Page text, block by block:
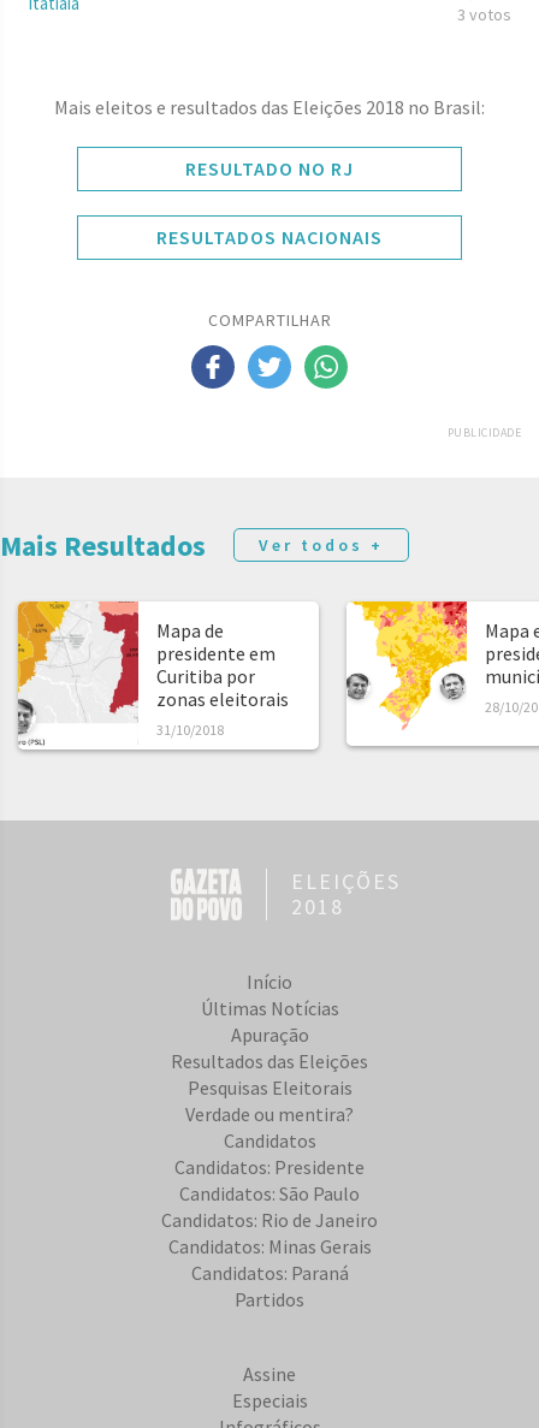
3 votos
Mais eleitos e resultados das Eleições 2018 no Brasil:
RESULTADO NO RJ
RESULTADOS NACIONAIS
COMPARTILHAR
PUBLICIDADE
Mais Resultados Ver todos +
Mapa de
presidente em
Curitiba por
zonas eleitorais
31/10/2018
Mapa
28/10/
ELEIÇÕES
2018
Início
Últimas Notícias
Apuração
Resultados das Eleições
Pesquisas Eleitorais
Verdade ou mentira?
Candidatos
Candidatos: Presidente
Candidatos: São Paulo
Candidatos: Rio de Janeiro
Candidatos: Minas Gerais
Candidatos: Paraná
Partidos
Assine
Especiais